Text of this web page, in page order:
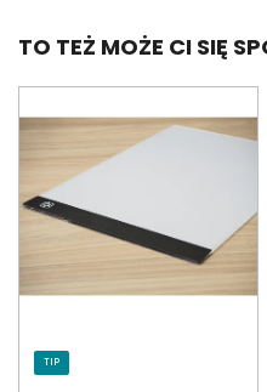
TO TEŻ MOŻE CI SIĘ
TIP